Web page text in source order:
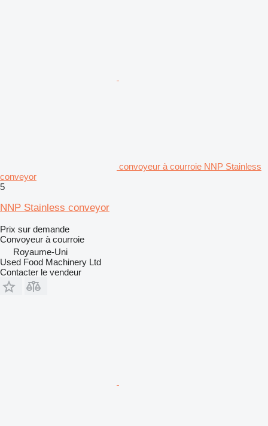
convoyeur à courroie NNP Stainless
conveyor
5
NNP Stainless conveyor
Prix sur demande
Convoyeur à courroie
Royaume-Uni
Used Food Machinery Ltd
Contacter le vendeur